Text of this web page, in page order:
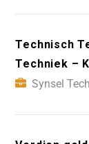
Technisch
Techniek –
Synsel